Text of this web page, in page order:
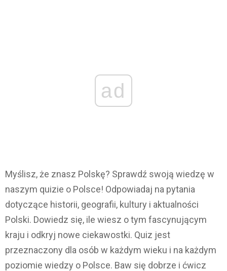
ad
Myślisz, że znasz Polskę? Sprawdź swoją wiedzę w
naszym quizie o Polsce! Odpowiadaj na pytania
dotyczące historii, geografii, kultury i aktualności
Polski. Dowiedz się, ile wiesz o tym fascynującym
kraju i odkryj nowe ciekawostki. Quiz jest
przeznaczony dla osób w każdym wieku i na każdym
poziomie wiedzy o Polsce. Baw się dobrze i ćwicz